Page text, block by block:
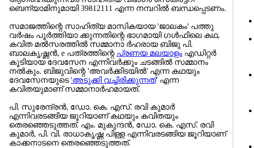
ബെന്യാമിനുമായി 39812111 എന്ന നമ്പറില്‍ ബന്ധപ്പെടണം.
സമാജത്തിന്റെ സാഹിത്യ മാസികയായ 'ജാലകം' പത്തു
വര്‍ഷം പൂര്‍ത്തിയാ ക്കുന്നതിന്റെ ഭാഗമായി ഗള്‍ഫിലെ കഥ,
കവിത മല്‍സരത്തില്‍ സമ്മാനാ ര്‍ഹരായ ബിജു പി.
ബാലകൃഷ്ണന്‍, e പത്രത്തിന്റെ പ്രണയ മലയാളം എഡിറ്റര്‍
കൂടിയായ ദേവസേന എന്നിവര്‍ക്കും ചടങ്ങില്‍ സമ്മാനം
നല്‍കും. ബിജുവിന്റെ 'അവര്‍ക്കിടയില്‍' എന്ന കഥയും
ദേവസേനയുടെ'അടുക്കി വച്ചിരിക്കുന്നത്' എന്ന
കവിതയുമാണ് സമ്മാനാര്‍ഹമായത്.
പി. സുരേന്ദ്രന്‍, ഡോ. കെ. എസ്. രവി കുമാര്‍
എന്നിവരടങ്ങിയ ജൂറിയാണ് കഥയും കവിതയും
തെരഞ്ഞെടുത്തത്. എം. മുകുന്ദന്‍, ഡോ. കെ. എസ്. രവി
കുമാര്‍, പി. വി. രാധാകൃഷ്ണ പിള്ള എന്നിവരടങ്ങിയ ജൂറിയാണ്
കാക്കനാടനെ തെരഞ്ഞെടുത്തത്.